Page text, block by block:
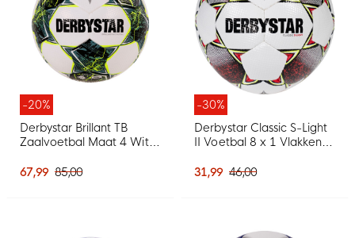
-20%
Derbystar Brillant TB
Zaalvoetbal Maat 4 Wit
67,99 85,00
-30%
Derbystar Classic S-Light
II Voetbal 8 x 1 Vlakken
31,99 46,00